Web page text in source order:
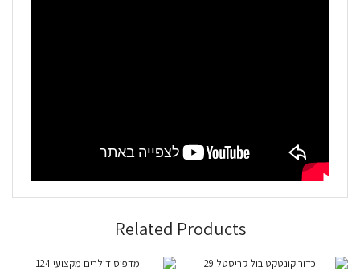
Related Products